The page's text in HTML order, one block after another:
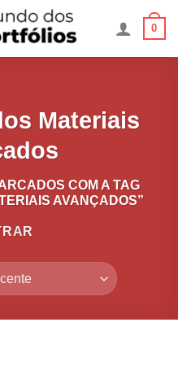
0
Materiais
COM A TAG
AVANÇADOS”